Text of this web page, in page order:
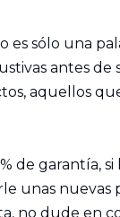
es sólo una
antes
aquellos
de garantía,
unas
no dude en